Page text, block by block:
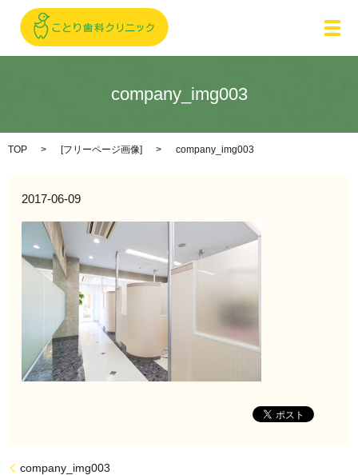
メ
company_img003
TOP [フリーページ画像] company_img003
2017-06-09
company_img003